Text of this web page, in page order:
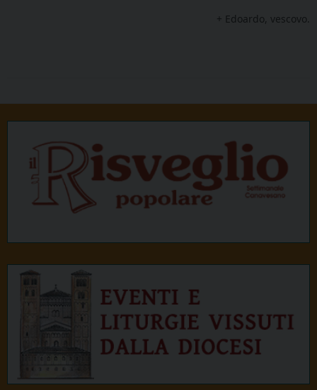
+ Edoardo, vescovo.